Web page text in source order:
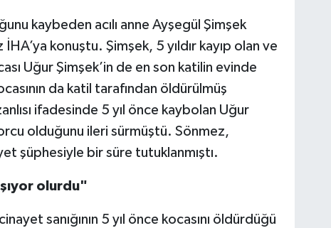
kaybeden acılı anne Ayşegül Şimşek
İHA’ya konuştu. Şimşek, 5 yıldır kayıp olan ve
Uğur Şimşek’in de en son katilin evinde
da katil tarafından öldürülmüş
ifadesinde 5 yıl önce kaybolan Uğur
olduğunu ileri sürmüştü. Sönmez,
şüphesiyle bir süre tutuklanmıştı.
olurdu"
sanığının 5 yıl önce kocasını öldürdüğü